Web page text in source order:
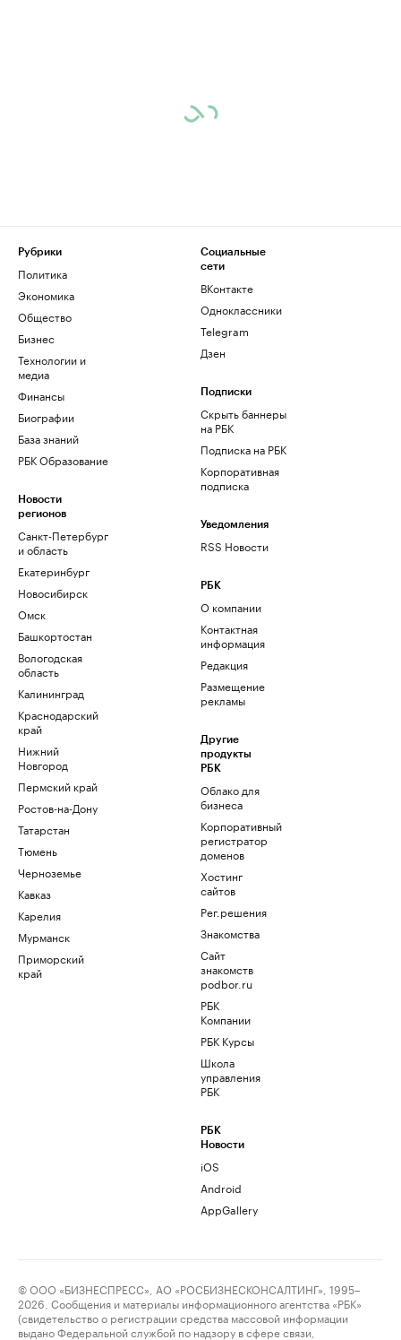
Рубрики
Политика
Экономика
Общество
Бизнес
Технологии и
медиа
Финансы
Биографии
База знаний
РБК Образование
Новости
регионов
Санкт-Петербург
и область
Екатеринбург
Новосибирск
Омск
Башкортостан
Вологодская
область
Калининград
Краснодарский
край
Нижний
Новгород
Пермский край
Ростов-на-Дону
Татарстан
Тюмень
Черноземье
Кавказ
Карелия
Мурманск
Приморский
край
Социальные
сети
ВКонтакте
Одноклассники
Telegram
Дзен
Подписки
Скрыть баннеры
на РБК
Подписка на РБК
Корпоративная
подписка
Уведомления
RSS Новости
РБК
О компании
Контактная
информация
Редакция
Размещение
рекламы
Другие
продукты
РБК
Облако для
бизнеса
Корпоративный
регистратор
доменов
Хостинг
сайтов
Рег.решения
Знакомства
Сайт
знакомств
podbor.ru
РБК
Компании
РБК Курсы
Школа
управления
РБК
РБК
Новости
iOS
Android
AppGallery
© ООО «БИЗНЕСПРЕСС», АО «РОСБИЗНЕСКОНСАЛТИНГ», 1995–
2026. Сообщения и материалы информационного агентства «РБК»
(свидетельство о регистрации средства массовой информации
выдано Федеральной службой по надзору в сфере связи,